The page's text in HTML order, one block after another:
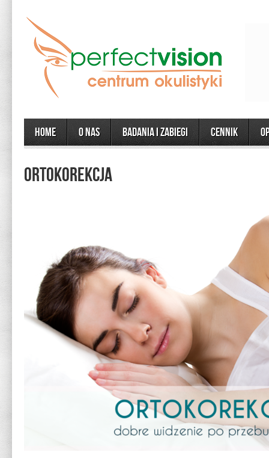
Home O Nas Badania i zabiegi CENNIK
ORTOKOREKCJA